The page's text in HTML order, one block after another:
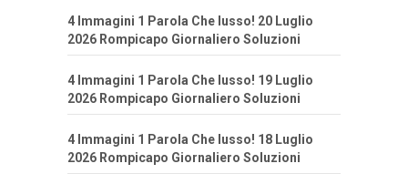
4 Immagini 1 Parola Che lusso! 20 Luglio
2026 Rompicapo Giornaliero Soluzioni
4 Immagini 1 Parola Che lusso! 19 Luglio
2026 Rompicapo Giornaliero Soluzioni
4 Immagini 1 Parola Che lusso! 18 Luglio
2026 Rompicapo Giornaliero Soluzioni